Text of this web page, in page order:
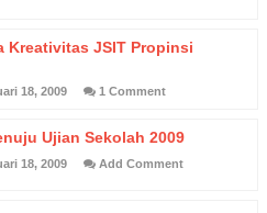
Kreativitas JSIT Propinsi
18, 2009 1 Comment
Ujian Sekolah 2009
18, 2009 Add Comment